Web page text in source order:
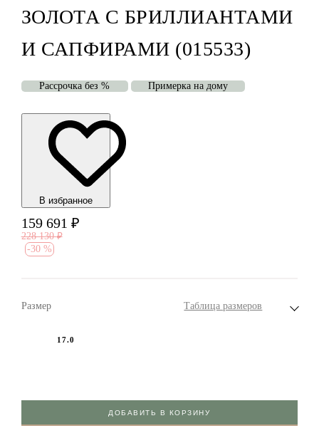
ЗОЛОТА С БРИЛЛИАНТАМИ
И САПФИРАМИ (015533)
Рассрочка без % Примерка на дому
В избранноe
159 691 ₽
228 130 ₽
-30 %
Размер Таблица размеров
17.0
ДОБАВИТЬ В КОРЗИНУ